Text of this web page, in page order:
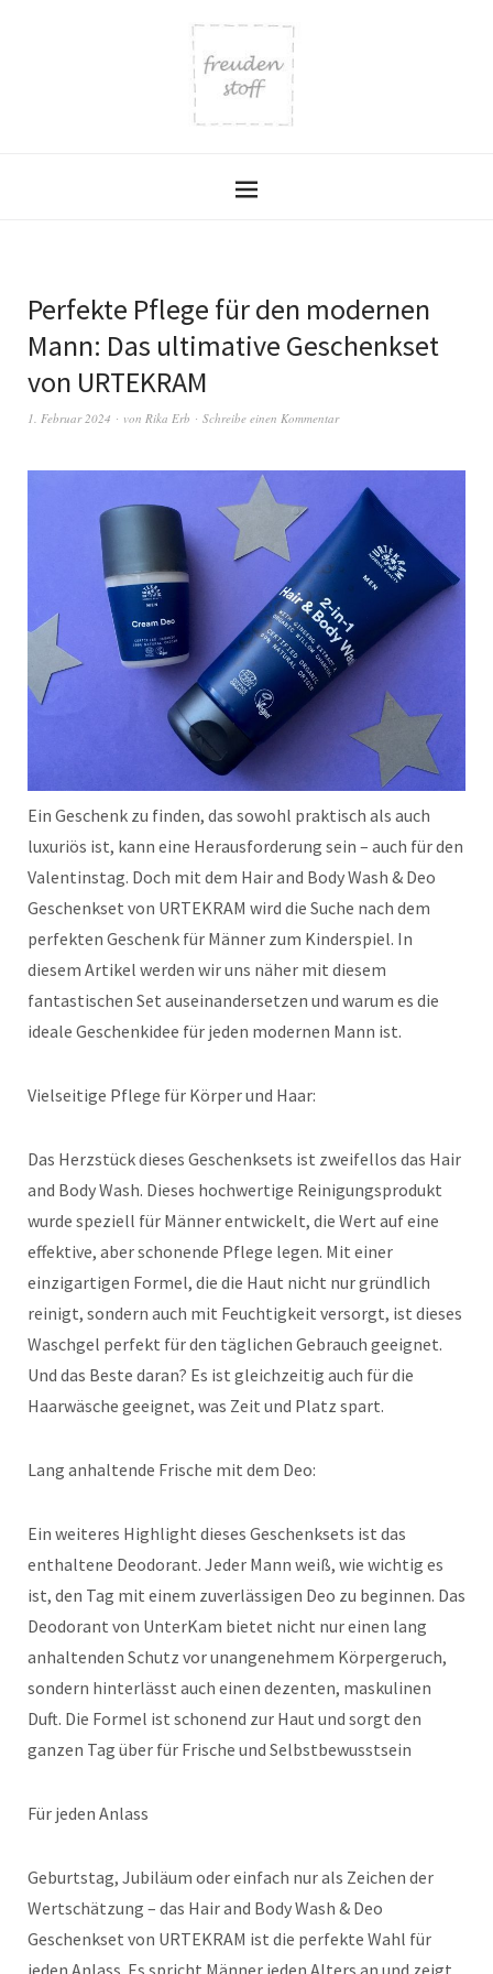
Perfekte Pflege für den modernen
Mann: Das ultimative Geschenkset
von URTEKRAM
1. Februar 2024 von Rika Erb Schreibe einen Kommentar
Ein Geschenk zu finden, das sowohl praktisch als auch
luxuriös ist, kann eine Herausforderung sein – auch für den
Valentinstag. Doch mit dem Hair and Body Wash & Deo
Geschenkset von URTEKRAM wird die Suche nach dem
perfekten Geschenk für Männer zum Kinderspiel. In
diesem Artikel werden wir uns näher mit diesem
fantastischen Set auseinandersetzen und warum es die
ideale Geschenkidee für jeden modernen Mann ist.
Vielseitige Pflege für Körper und Haar:
Das Herzstück dieses Geschenksets ist zweifellos das Hair
and Body Wash. Dieses hochwertige Reinigungsprodukt
wurde speziell für Männer entwickelt, die Wert auf eine
effektive, aber schonende Pflege legen. Mit einer
einzigartigen Formel, die die Haut nicht nur gründlich
reinigt, sondern auch mit Feuchtigkeit versorgt, ist dieses
Waschgel perfekt für den täglichen Gebrauch geeignet.
Und das Beste daran? Es ist gleichzeitig auch für die
Haarwäsche geeignet, was Zeit und Platz spart.
Lang anhaltende Frische mit dem Deo:
Ein weiteres Highlight dieses Geschenksets ist das
enthaltene Deodorant. Jeder Mann weiß, wie wichtig es
ist, den Tag mit einem zuverlässigen Deo zu beginnen. Das
Deodorant von UnterKam bietet nicht nur einen lang
anhaltenden Schutz vor unangenehmem Körpergeruch,
sondern hinterlässt auch einen dezenten, maskulinen
Duft. Die Formel ist schonend zur Haut und sorgt den
ganzen Tag über für Frische und Selbstbewusstsein
Für jeden Anlass
Geburtstag, Jubiläum oder einfach nur als Zeichen der
Wertschätzung – das Hair and Body Wash & Deo
Geschenkset von URTEKRAM ist die perfekte Wahl für
jeden Anlass. Es spricht Männer jeden Alters an und zeigt,